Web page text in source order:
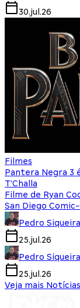
30.jul.26
Filmes
Pantera Negra 3
T'Challa
Filme de Ryan
San Diego
Pedro Siqueira
25.jul.26
Pedro Siqueira
25.jul.26
Veja mais Notícias